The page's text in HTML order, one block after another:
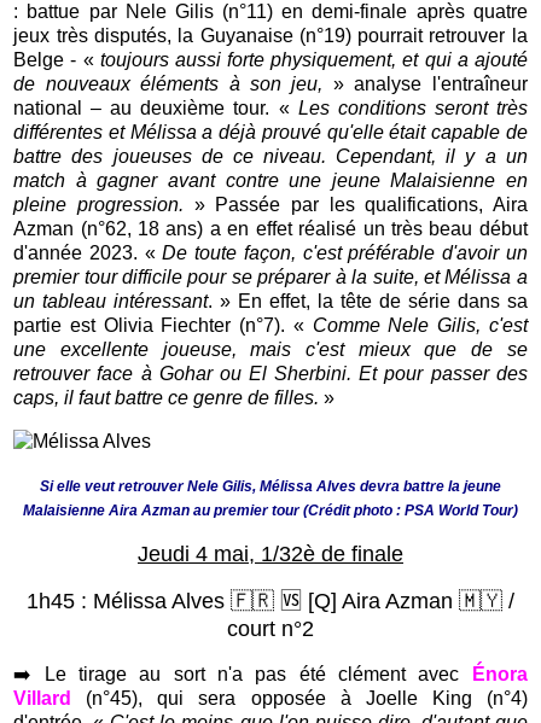
: battue par Nele Gilis (n°11) en demi-finale après quatre
jeux très disputés, la Guyanaise (n°19) pourrait retrouver la
Belge - « toujours aussi forte physiquement, et qui a ajouté
de nouveaux éléments à son jeu, » analyse l'entraîneur
national – au deuxième tour. «Les conditions seront très
différentes et Mélissa a déjà prouvé qu'elle était capable de
battre des joueuses de ce niveau. Cependant, il y a un
match à gagner avant contre une jeune Malaisienne en
pleine progression. » Passée par les qualifications, Aira
Azman (n°62, 18 ans) a en effet réalisé un très beau début
d'année 2023. «De toute façon, c'est préférable d'avoir un
premier tour difficile pour se préparer à la suite, et Mélissa a
un tableau intéressant. » En effet, la tête de série dans sa
partie est Olivia Fiechter (n°7). «Comme Nele Gilis, c'est
une excellente joueuse, mais c'est mieux que de se
retrouver face à Gohar ou El Sherbini. Et pour passer des
caps, il faut battre ce genre de filles.»
Si elle veut retrouver Nele Gilis, Mélissa Alves devra battre la jeune
Malaisienne Aira Azman au premier tour (Crédit photo : PSA World Tour)
Jeudi 4 mai, 1/32è de finale
1h45 : Mélissa Alves 🇫🇷 🆚 [Q] Aira Azman 🇲🇾 /
court n°2
➡️ Le tirage au sort n'a pas été clément avec
Énora
Villard
(n°45),qui sera opposée à Joelle King (n°4)